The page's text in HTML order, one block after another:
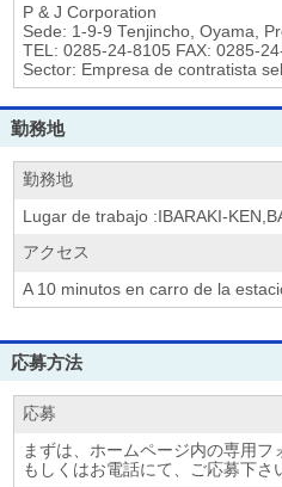
P & J Corporation
Sede: 1-9-9 Tenjincho, Oyama,
TEL: 0285-24-8105 FAX: 0285-
Sector: Empresa de contratista
勤務地
勤務地
Lugar de trabajo :IBARAKI-
アクセス
A 10 minutos en carro de la
応募方法
応募
まずは、ホームページ内の専用フ
もしくはお電話にて、ご応募下さ